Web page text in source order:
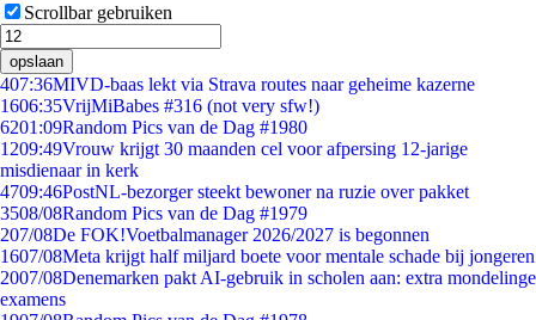
Scrollbar gebruiken
opslaan
407:36MIVD-baas lekt via Strava routes naar geheime kazerne
1606:35VrijMiBabes #316 (not very sfw!)
6201:09Random Pics van de Dag #1980
1209:49Vrouw krijgt 30 maanden cel voor afpersing 12-jarige
misdienaar in kerk
4709:46PostNL-bezorger steekt bewoner na ruzie over pakket
3508/08Random Pics van de Dag #1979
207/08De FOK!Voetbalmanager 2026/2027 is begonnen
1607/08Meta krijgt half miljard boete voor mentale schade bij jongeren
2007/08Denemarken pakt AI-gebruik in scholen aan: extra mondelinge
examens